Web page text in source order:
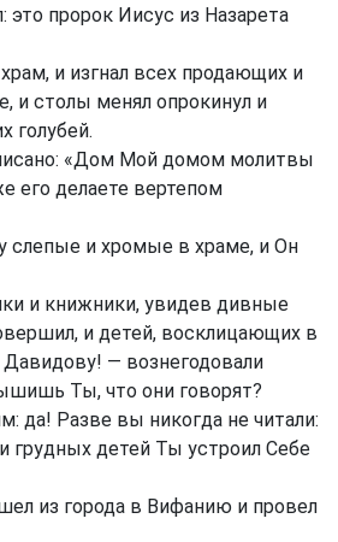
это пророк Иисус из Назарета
и изгнал всех продающих и
и столы менял опрокинул и
голубей.
«Дом Мой домом молитвы
его делаете вертепом
и хромые в храме, и Он
и книжники, увидев дивные
и детей, восклицающих в
— вознегодовали
Ты, что они говорят?
да! Разве вы никогда не читали:
грудных детей Ты устроил Себе
из города в Вифанию и провел